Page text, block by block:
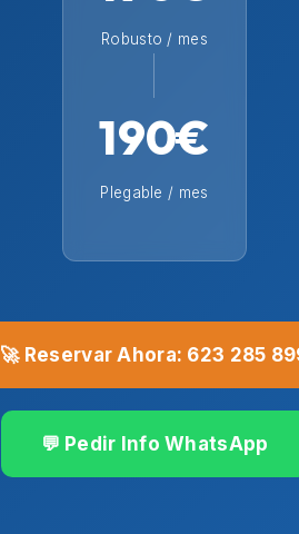
Robusto / mes
190€
Plegable / mes
🚀 Reservar Ahora: 623 285
💬 Pedir Info WhatsApp